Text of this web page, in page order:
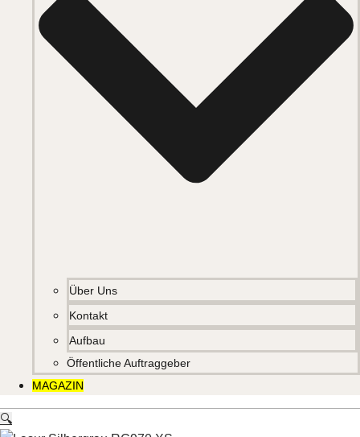
Über Uns
Kontakt
Aufbau
Öffentliche Auftraggeber
MAGAZIN
🔍